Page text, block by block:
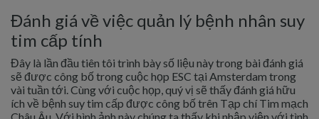
Đánh giá về việc quản lý bệnh nhân suy
tim cấp tính
Đây là lần đầu tiên tôi trình bày số liệu này trong bài đánh giá
sẽ được công bố trong cuộc họp ESC tại Amsterdam trong
vài tuần tới. Cùng với cuộc họp, quý vị sẽ thấy đánh giá hữu
ích về bệnh suy tim cấp được công bố trên Tạp chí Tim mạch